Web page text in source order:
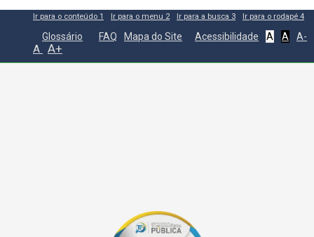
Ir para o conteúdo 1 Ir para o menu 2 Ir para a busca 3 Ir para o rodapé 4
Glossário FAQ Mapa do Site Acessibilidade A A A-
A A+